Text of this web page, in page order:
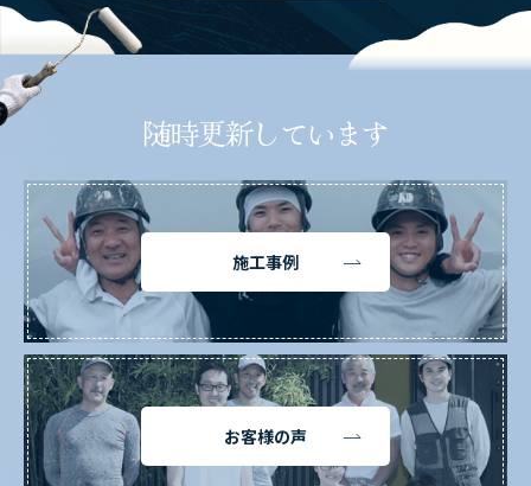
随時更新しています
施工事例
お客様の声